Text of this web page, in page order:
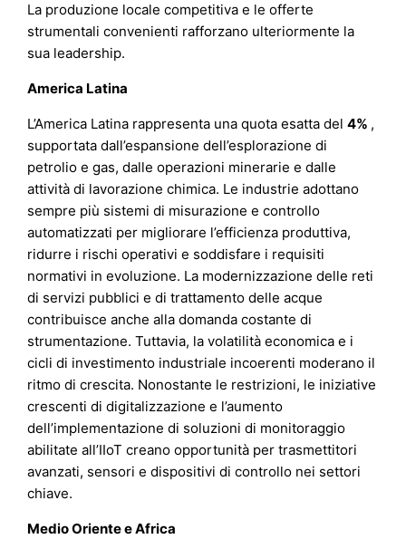
La produzione locale competitiva e le offerte
strumentali convenienti rafforzano ulteriormente la
sua leadership.
America Latina
L’America Latina rappresenta una quota esatta del4% ,
supportata dall’espansione dell’esplorazione di
petrolio e gas, dalle operazioni minerarie e dalle
attività di lavorazione chimica. Le industrie adottano
sempre più sistemi di misurazione e controllo
automatizzati per migliorare l’efficienza produttiva,
ridurre i rischi operativi e soddisfare i requisiti
normativi in evoluzione. La modernizzazione delle reti
di servizi pubblici e di trattamento delle acque
contribuisce anche alla domanda costante di
strumentazione. Tuttavia, la volatilità economica e i
cicli di investimento industriale incoerenti moderano il
ritmo di crescita. Nonostante le restrizioni, le iniziative
crescenti di digitalizzazione e l’aumento
dell’implementazione di soluzioni di monitoraggio
abilitate all’IIoT creano opportunità per trasmettitori
avanzati, sensori e dispositivi di controllo nei settori
chiave.
Medio Oriente e Africa